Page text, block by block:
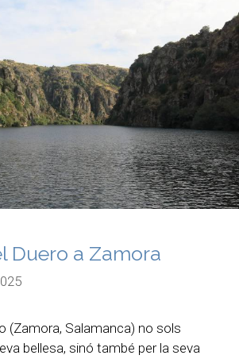
Duero a Zamora
(Zamora, Salamanca) no sols
bellesa, sinó també per la seva